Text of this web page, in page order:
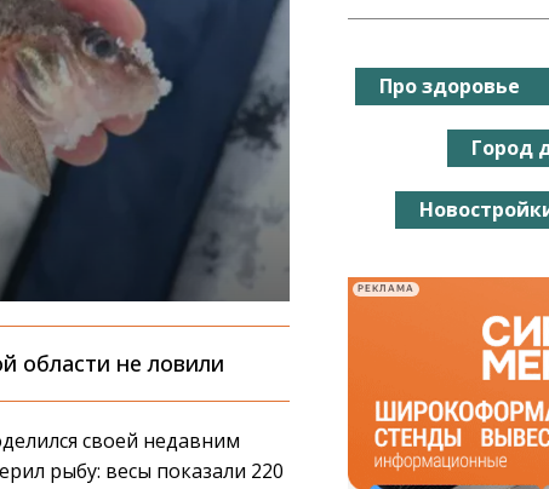
области не ловили
своей недавним
рыбу: весы показали 220
Про здоровье
Город
РЕКЛАМА